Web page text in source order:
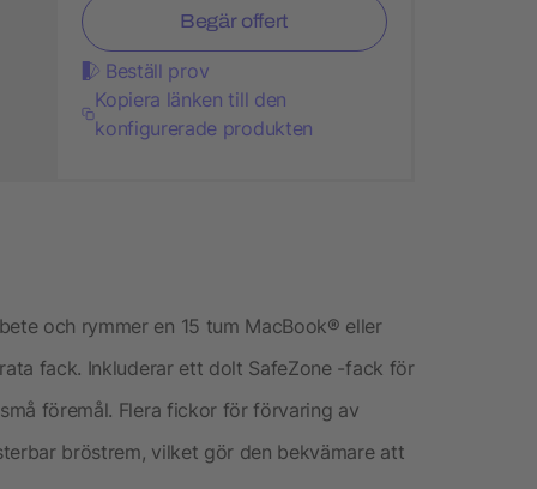
Begär offert
Beställ prov
Kopiera länken till den
konfigurerade produkten
och rymmer en 15 tum MacBook® eller
fack. Inkluderar ett dolt SafeZone -fack för
föremål. Flera fickor för förvaring av
bröstrem, vilket gör den bekvämare att